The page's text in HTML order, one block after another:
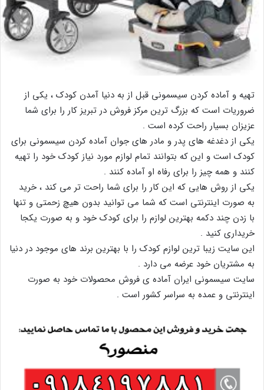
تهیه و آماده کردن سیسمونی قبل از به دنیا آمدن کودک ، یکی از
ضروریات است که بزرگ ترین مرکز فروش در تبریز کار را برای شما
عزیزان بسیار راحت کرده است .
یکی از دغدغه های پدر و مادر های جوان آماده کردن سیسمونی برای
کودک است و این که بتوانند تمام لوازم مورد نیاز کودک خود را تهیه
کنند و همه چیز را برای رفاه او آماده کنند .
یکی از روش هایی که این کار را برای شما راحت تر می کند ، خرید
به صورت اینترنتی است که شما می توانید بدون هیچ زحمتی و تنها
با زدن چند دکمه بهترین لوازم را برای کودک خود و به صورت یکجا
خریداری کنید .
این سایت زیبا ترین لوازم کودک را با بهترین برند های موجود در دنیا
به مشتریان خود عرضه می دارد .
سایت سیسمونی ایران آماده ی فروش محصولات خود به صورت
اینترنتی و عمده به سراسر کشور است .